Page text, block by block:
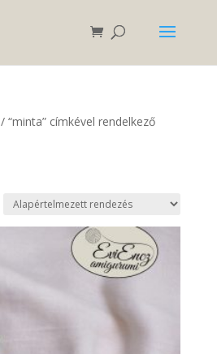
/ “minta” címkével rendelkező